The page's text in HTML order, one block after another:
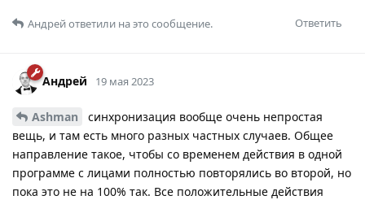
Ответить
Андрейответили на это сообщение.
Андрей 19 мая 2023
Ashman
синхронизация вообще очень непростая
вещь, и там есть много разных частных случаев. Общее
направление такое, чтобы со временем действия в одной
программе с лицами полностью повторялись во второй, но
пока это не на 100% так. Все положительные действия